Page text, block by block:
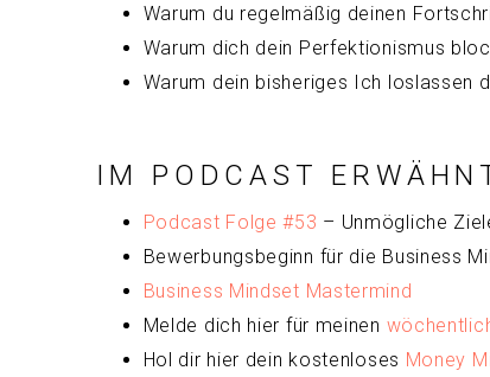
Warum du regelmäßig deinen
Warum dich dein Perfektionismus
Warum dein bisheriges Ich loslassen
IM PODCAST
Podcast Folge #53 – Unmögliche
Bewerbungsbeginn für die Business
Business Mindset Mastermind
Melde dich hier für meinen
Hol dir hier dein kostenloses Money